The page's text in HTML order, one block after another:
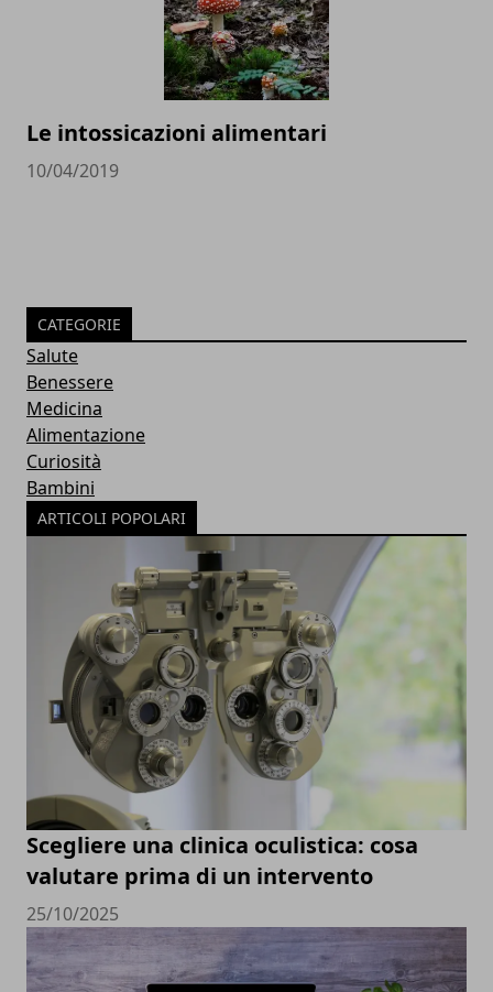
Le intossicazioni alimentari
10/04/2019
CATEGORIE
Salute
Benessere
Medicina
Alimentazione
Curiosità
Bambini
ARTICOLI POPOLARI
Scegliere una clinica oculistica: cosa
valutare prima di un intervento
25/10/2025